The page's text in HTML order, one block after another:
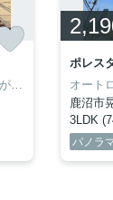
ポレス
鹿沼市
3LDK
パノラ